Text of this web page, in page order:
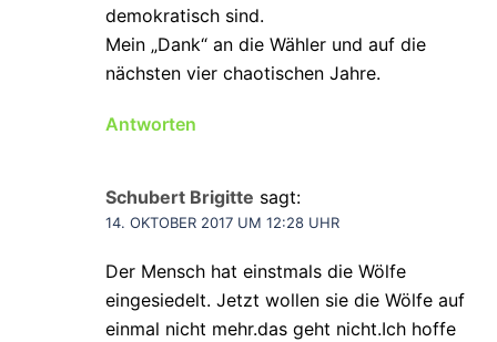
demokratisch sind.
Mein „Dank“ an die Wähler und auf die
nächsten vier chaotischen Jahre.
Antworten
Schubert Brigitte sagt:
14. OKTOBER 2017 UM 12:28 UHR
Der Mensch hat einstmals die Wölfe
eingesiedelt. Jetzt wollen sie die Wölfe auf
einmal nicht mehr.das geht nicht.Ich hoffe